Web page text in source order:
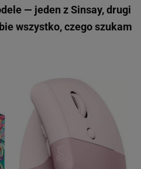
— jeden z Sinsay, drugi
wszystko, czego szukam